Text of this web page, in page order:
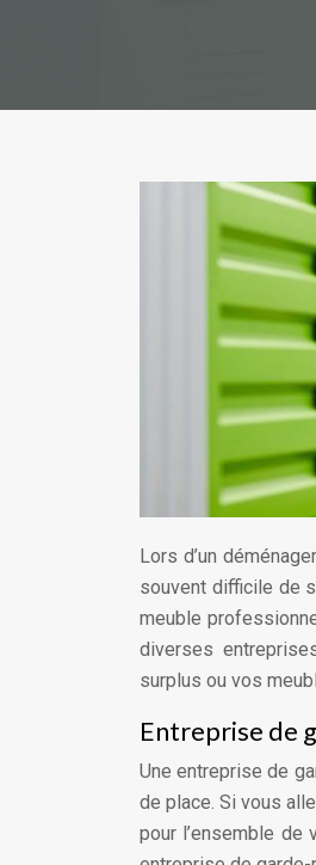
Lors d’un
souvent difficile de
meuble
diverses
surplus ou vos
Entreprise de
Une entreprise de
de place. Si vous
pour l’ensemble